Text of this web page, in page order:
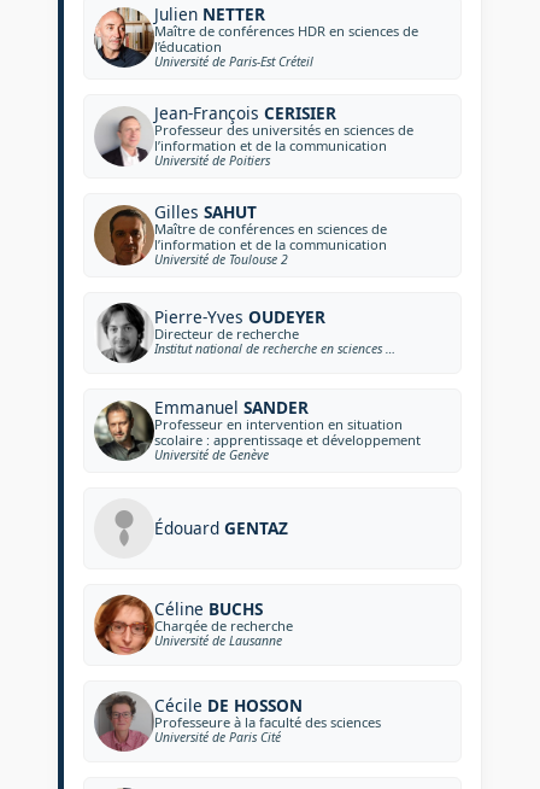
Julien NETTER
Maître de conférences HDR en sciences de
l’éducation
Université de Paris-Est Créteil
Jean-François CERISIER
Professeur des universités en sciences de
l’information et de la communication
Université de Poitiers
Gilles SAHUT
Maître de conférences en sciences de
l’information et de la communication
Université de Toulouse 2
Pierre-Yves OUDEYER
Directeur de recherche
Institut national de recherche en sciences et technologies du numérique
Emmanuel SANDER
Professeur en intervention en situation
scolaire : apprentissage et développement
Université de Genève
Édouard GENTAZ
Céline BUCHS
Chargée de recherche
Université de Lausanne
Cécile DE HOSSON
Professeure à la faculté des sciences
Université de Paris Cité